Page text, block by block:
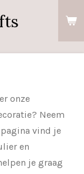
onze
Neem
vind je
en
je graag